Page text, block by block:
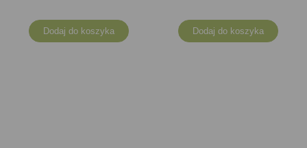
Dodaj do koszyka Dodaj do koszyka